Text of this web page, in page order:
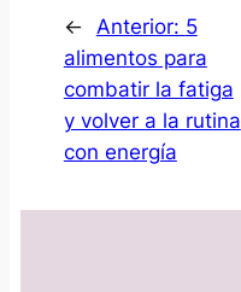
← Anterior: 5
alimentos para
combatir la fatiga
y volver a la rutina
con energía